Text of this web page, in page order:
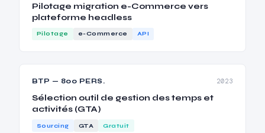
Pilotage migration e-Commerce vers
plateforme headless
Pilotage e-Commerce API
BTP — 800 PERS. 2023
Sélection outil de gestion des temps et
activités (GTA)
Sourcing GTA Gratuit